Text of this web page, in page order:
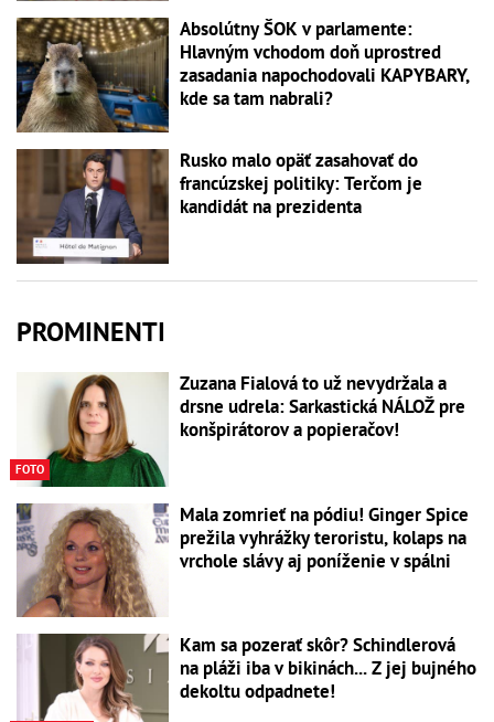
Absolútny ŠOK v parlamente:
Hlavným vchodom doň uprostred
zasadania napochodovali KAPYBARY,
kde sa tam nabrali?
Rusko malo opäť zasahovať do
francúzskej politiky: Terčom je
kandidát na prezidenta
PROMINENTI
FOTO
Zuzana Fialová to už nevydržala a
drsne udrela: Sarkastická NÁLOŽ pre
konšpirátorov a popieračov!
Mala zomrieť na pódiu! Ginger Spice
prežila vyhrážky teroristu, kolaps na
vrchole slávy aj poníženie v spálni
Kam sa pozerať skôr? Schindlerová
na pláži iba v bikinách... Z jej bujného
dekoltu odpadnete!